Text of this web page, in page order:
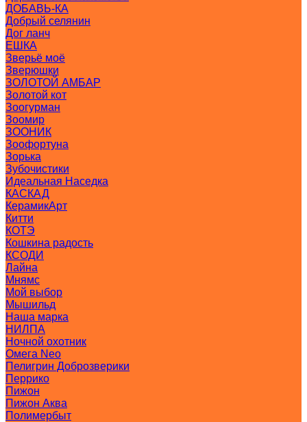
ДОБАВЬ-КА
Добрый селянин
Дог ланч
ЕШКА
Зверьё моё
Зверюшки
ЗОЛОТОЙ АМБАР
Золотой кот
Зоогурман
Зоомир
ЗООНИК
Зоофортуна
Зорька
Зубочистики
Идеальная Наседка
КАСКАД
КерамикАрт
Китти
КОТЭ
Кошкина радость
КСОДИ
Лайна
Мнямс
Мой выбор
Мышильд
Наша марка
НИЛПА
Ночной охотник
Омега Neo
Пелигрин Доброзверики
Перрико
Пижон
Пижон Аква
Полимербыт